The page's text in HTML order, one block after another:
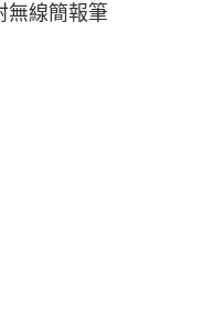
無線簡報筆